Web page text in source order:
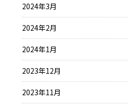
2024年3月
2024年2月
2024年1月
2023年12月
2023年11月